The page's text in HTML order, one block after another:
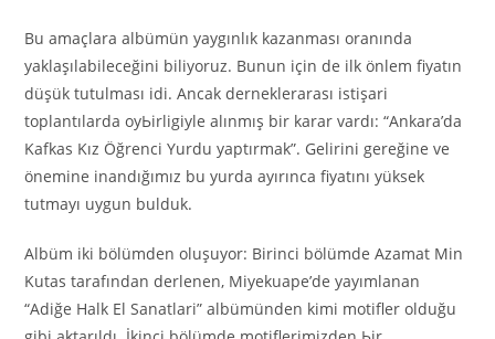
Bu amaçlara albümün yaygınlık kazanması oranında
yaklaşılabileceğini biliyoruz. Bunun için de ilk önlem fiyatın
düşük tutulması idi. Ancak derneklerarası istişari
toplantılarda oyЬirligiyle alınmış bir karar vardı: “Ankara’da
Kafkas Kız Öğrenci Yurdu yaptırmak”. Gelirini gereğine ve
önemine inandığımız bu yurda ayırınca fiyatını yüksek
tutmayı uygun bulduk.
Albüm iki bölümden oluşuyor: Birinci bölümde Azamat Min
Kutas tarafından derlenen, Miyekuape’de yayımlanan
“Adiğe Halk El Sanatlari” albümünden kimi motifler olduğu